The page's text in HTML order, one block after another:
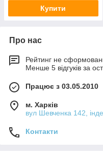
Купити
Про нас
Рейтинг не
Менше 5 відгуків за
Працює з 03.05.2010
м. Харків
вул Шевченка 142,
Контакти